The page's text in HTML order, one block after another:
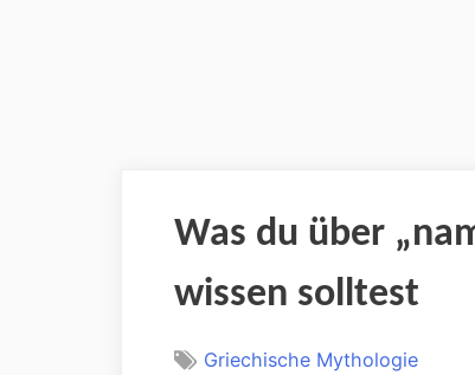
Was du über
wissen solltest
Griechische Mythologie